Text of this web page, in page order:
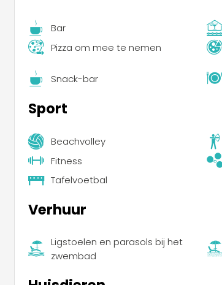
Bar
Pizza om mee te nemen
Snack-bar
Sport
Beachvolley
Fitness
Tafelvoetbal
Verhuur
Ligstoelen en parasols bij het
zwembad